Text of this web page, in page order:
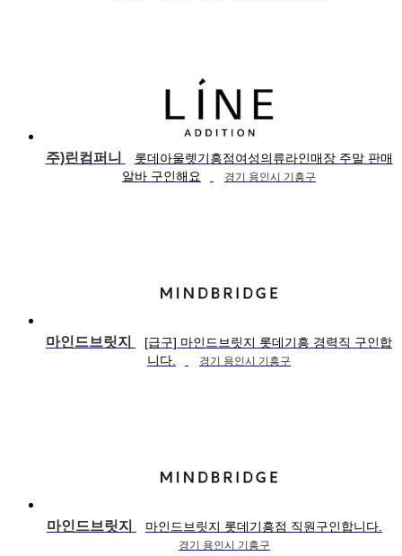
주)린컴퍼니
롯데아울렛기흥점여성의류라인매장 주말 판매
알바 구인해요
경기 용인시 기흥구
마인드브릿지
[급구] 마인드브릿지 롯데기흥 경력직 구인합
니다.
경기 용인시 기흥구
마인드브릿지 마인드브릿지 롯데기흥점 직원구인합니다.
경기 용인시 기흥구